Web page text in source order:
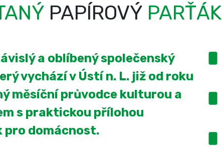
PAPÍROVÝ PARŤÁK
a oblíbený společenský
vychází v Ústí n. L. již od roku
měsíční průvodce kulturou a
s praktickou přílohou
pro domácnost.